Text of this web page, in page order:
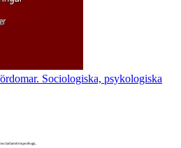
Sociologiska, psykologiska